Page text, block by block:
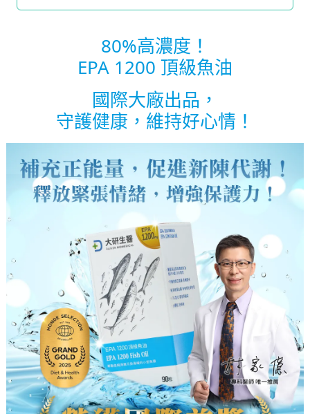
80%高濃度！
EPA 1200 頂級魚油
國際大廠出品，
守護健康，維持好心情！